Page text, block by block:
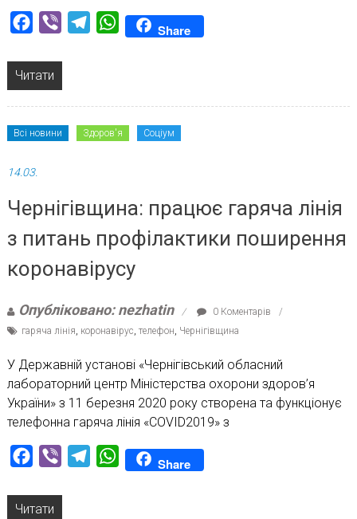
Facebook
Viber TelegramWhatsAppShare
Читати
Всі новини Здоров'я Соціум
14.03.
Чернігівщина: працює гаряча лінія
з питань профілактики поширення
коронавірусу
Опубліковано: nezhatin
0 Коментарів
гаряча лінія, коронавірус, телефон, Чернігівщина
У Державній установі «Чернігівський обласний
лабораторний центр Міністерства охорони здоров’я
України» з 11 березня 2020 року створена та функціонує
телефонна гаряча лінія «COVID2019» з
Facebook
Viber TelegramWhatsAppShare
Читати